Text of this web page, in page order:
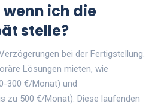
ich die
stelle?
bei der Fertigstellung.
Lösungen mieten, wie
300 €/Monat) und
zu 500 €/Monat). Diese laufenden